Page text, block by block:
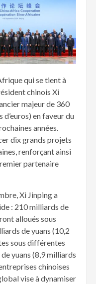
qui se tient à
chinois Xi
majeur de 360
en faveur du
années.
dix grands projets
renforçant ainsi
partenaire
Xi Jinping a
: 210 milliards de
alloués sous
de yuans (10,2
sous différentes
yuans (8,9 milliards
chinoises
vise à dynamiser